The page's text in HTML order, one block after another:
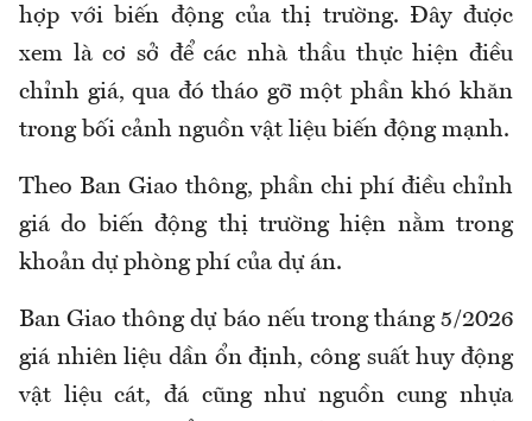
hợp với biến động của thị trường. Đây được
xem là cơ sở để các nhà thầu thực hiện điều
chỉnh giá, qua đó tháo gỡ một phần khó khăn
trong bối cảnh nguồn vật liệu biến động mạnh.
Theo Ban Giao thông, phần chi phí điều chỉnh
giá do biến động thị trường hiện nằm trong
khoản dự phòng phí của dự án.
Ban Giao thông dự báo nếu trong tháng 5/2026
giá nhiên liệu dần ổn định, công suất huy động
vật liệu cát, đá cũng như nguồn cung nhựa